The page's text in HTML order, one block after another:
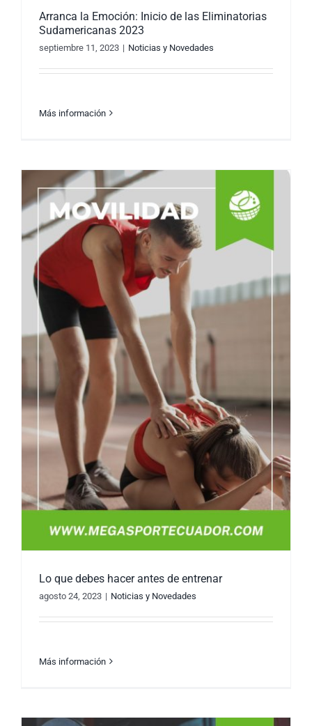
Arranca la Emoción: Inicio de las
Eliminatorias Sudamericanas 2023
Arranca la Emoción: Inicio de las Eliminatorias
Sudamericanas 2023
septiembre 11, 2023 | Noticias y Novedades
Más información
Lo que debes hacer antes de entrenar
agosto 24, 2023 | Noticias y Novedades
Más información